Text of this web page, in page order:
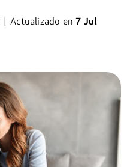
| Actualizado en7 Jul